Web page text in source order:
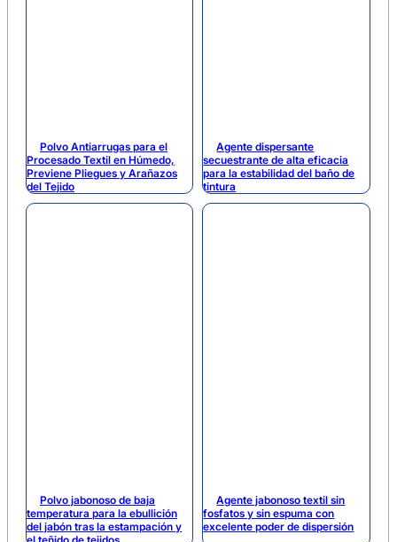
Polvo Antiarrugas para el
Procesado Textil en Húmedo,
Previene Pliegues y Arañazos
del Tejido
Agente dispersante
secuestrante de alta eficacia
para la estabilidad del baño de
tintura
Polvo jabonoso de baja
temperatura para la ebullición
del jabón tras la estampación y
Agente jabonoso textil sin
fosfatos y sin espuma con
excelente poder de dispersión